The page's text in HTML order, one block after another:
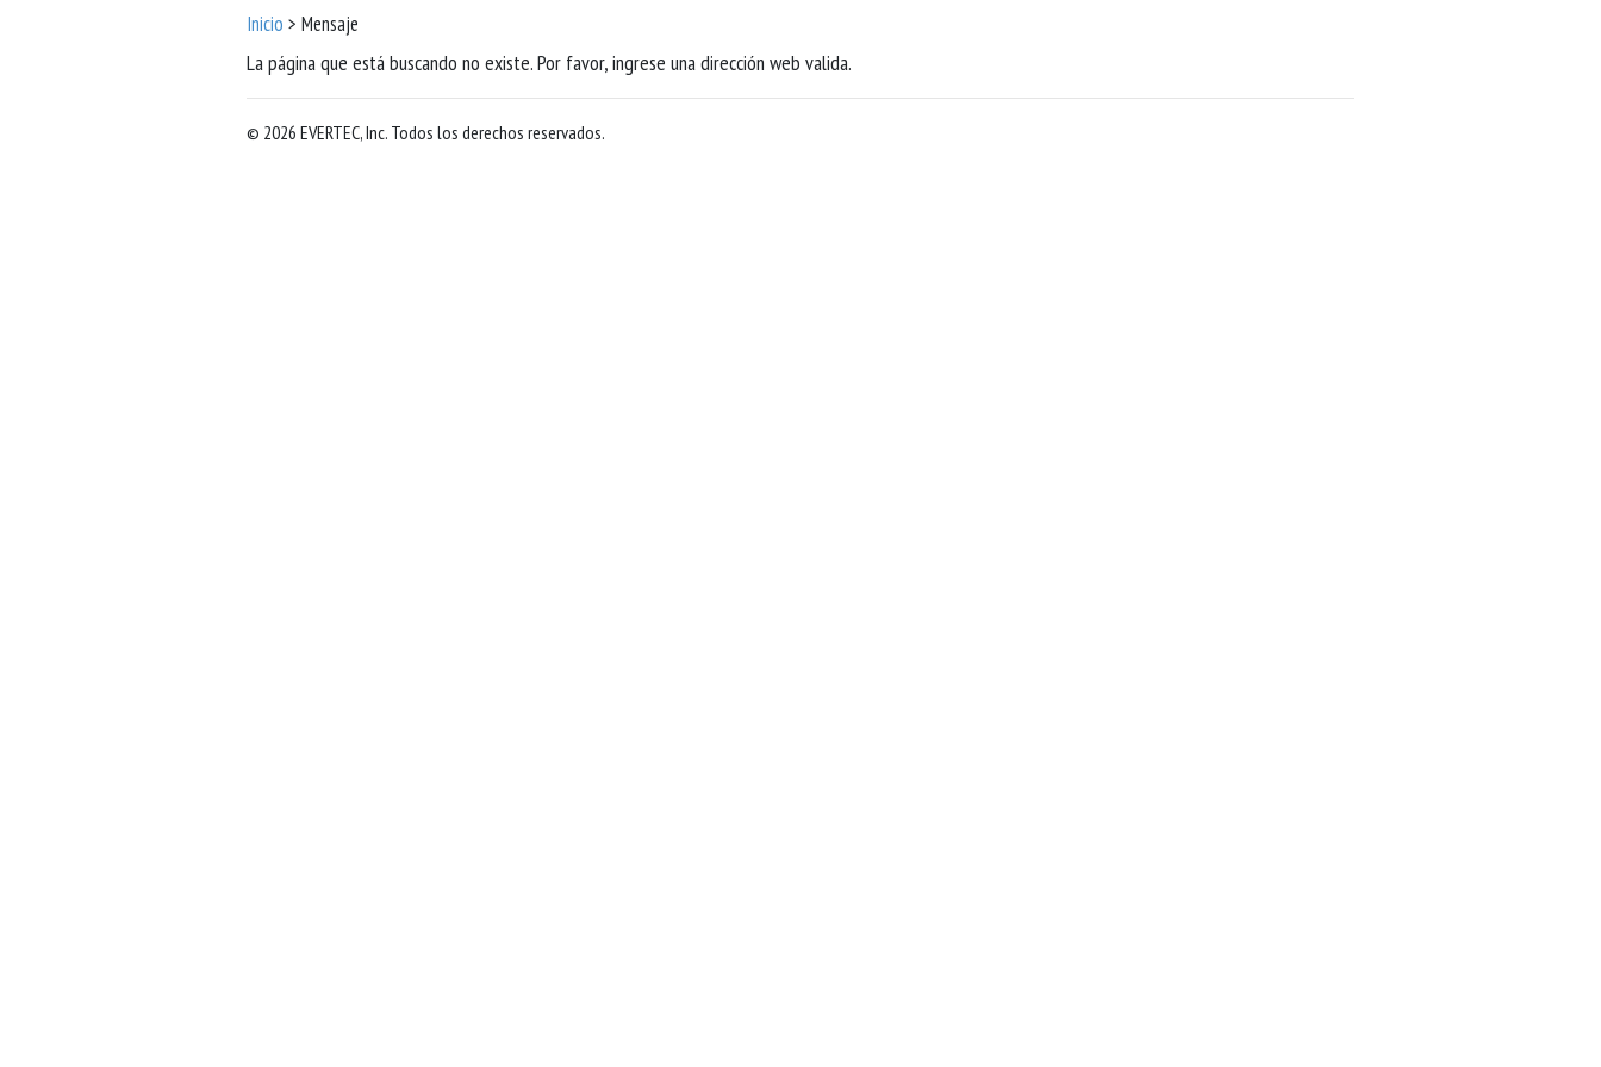
Inicio > Mensaje
La página que está buscando no existe. Por favor, ingrese una dirección web valida.
© 2026 EVERTEC, Inc. Todos los derechos reservados.